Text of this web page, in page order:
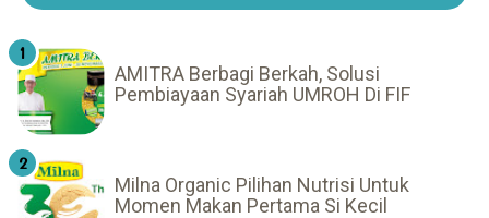
AMITRA Berbagi Berkah, Solusi
Pembiayaan Syariah UMROH Di FIF
Milna Organic Pilihan Nutrisi Untuk
Momen Makan Pertama Si Kecil